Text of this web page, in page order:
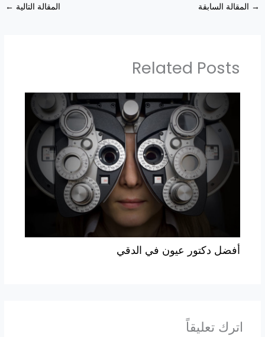
→ المقالة السابقة المقالة التالية ←
Related Posts
أفضل دكتور عيون في الدقي
اترك تعليقاً